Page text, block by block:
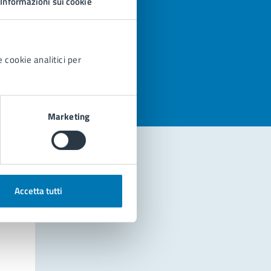
cookie analitici per
Marketing
Accetta tutti